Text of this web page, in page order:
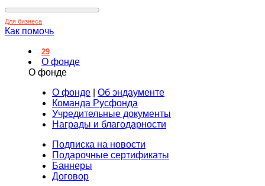
Для бизнеса
Как помочь
29
О фонде
О фонде
О фонде
Об эндаументе
Команда Русфонда
Учредительные документы
Награды и благодарности
Подписка на новости
Подарочные сертификаты
Баннеры
Договор